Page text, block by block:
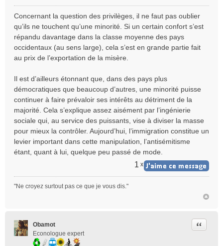
s
s
a
g
e
n
l
u
Concernant la question des privilèges, il ne faut pas oublier
qu’ils ne touchent qu’une minorité. Si un certain confort s’est
répandu davantage dans la classe moyenne des pays
occidentaux (au sens large), cela s’est en grande partie fait
au prix de l’exportation de la misère.
Il est d’ailleurs étonnant que, dans des pays plus
démocratiques que beaucoup d’autres, une minorité puisse
continuer à faire prévaloir ses intérêts au détriment de la
majorité. Cela s’explique assez aisément par l’ingénierie
sociale qui, au service des puissants, vise à diviser la masse
pour mieux la contrôler. Aujourd’hui, l’immigration constitue un
levier important dans cette manipulation, l’antisémitisme
étant, quant à lui, quelque peu passé de mode.
1 x
"Ne croyez surtout pas ce que je vous dis."
Obamot
Econologue expert
Citer